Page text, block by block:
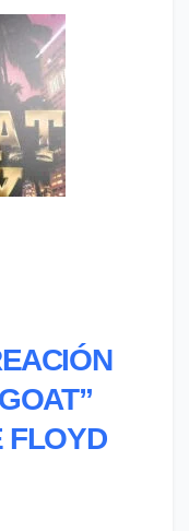
FLOYD